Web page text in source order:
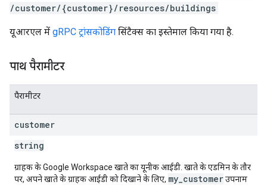
/customer/{customer}/resources/buildings
यूआरएल में gRPC ट्रांसकोडिंग सिंटैक्स का इस्तेमाल किया गया है.
पाथ पैरामीटर
पैरामीटर
customer
string
ग्राहक के Google Workspace खाते का यूनीक आईडी. खाते के एडमिन के तौर
पर, अपने खाते के ग्राहक आईडी को दिखाने के लिए, my_customerउपनाम